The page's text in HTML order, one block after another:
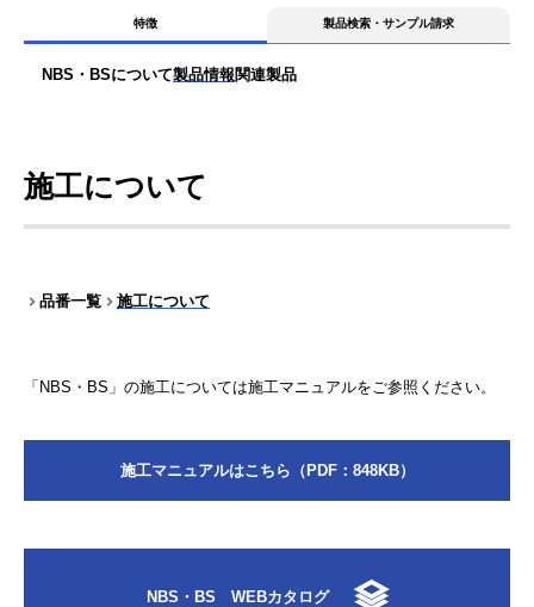
特徴 製品検索・サンプル請求
NBS・BSについて製品情報 関連製品
施工について
品番一覧 施工について
「NBS・BS」の施工については施工マニュアルをご参照ください。
施工マニュアルはこちら（PDF：848KB）
NBS・BS WEBカタログ